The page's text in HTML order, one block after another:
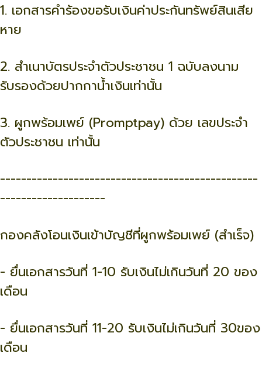
1. เอกสารคำร้องขอรับเงินค่าประกันทรัพย์สินเสีย
หาย
2. สำเนาบัตรประจำตัวประชาชน 1 ฉบับลงนาม
รับรองด้วยปากกาน้ำเงินเท่านั้น
3. ผูกพร้อมเพย์ (Promptpay) ด้วย เลขประจำ
ตัวประชาชน เท่านั้น
-------------------------------------------------
--------------------
กองคลังโอนเงินเข้าบัญชีที่ผูกพร้อมเพย์ (สำเร็จ)
- ยื่นเอกสารวันที่ 1-10 รับเงินไม่เกินวันที่ 20 ของ
เดือน
- ยื่นเอกสารวันที่ 11-20 รับเงินไม่เกินวันที่ 30ของ
เดือน